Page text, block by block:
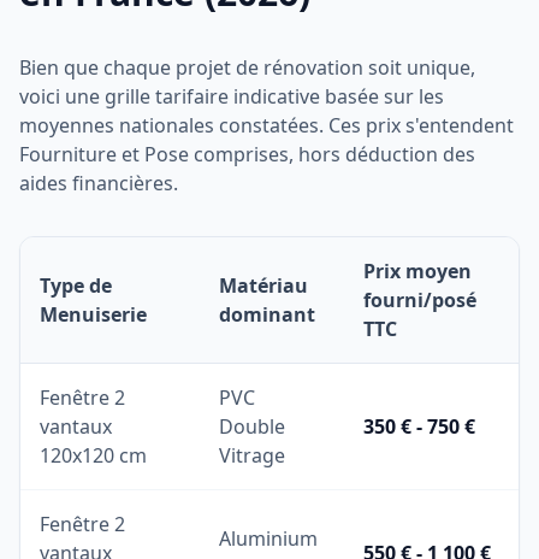
Bien que chaque projet de rénovation soit unique,
voici une grille tarifaire indicative basée sur les
moyennes nationales constatées. Ces prix s'entendent
Fourniture et Pose comprises, hors déduction des
aides financières.
Type de
Menuiserie
Matériau
dominant
Prix moyen
fourni/posé
TTC
Fenêtre 2
vantaux
120x120 cm
PVC
Double
Vitrage
350 € - 750 €
Fenêtre 2
vantaux
Aluminium
550 € - 1 100 €